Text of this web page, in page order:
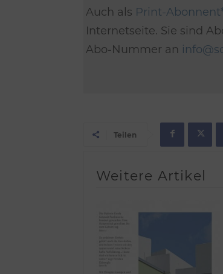
Auch als Print-
Internetseite. Sie sind
Abo-Nummer an
Teilen
Weitere Artikel